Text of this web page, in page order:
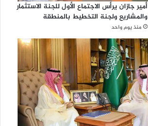
أمير جازان يرأس الاجتماع الأول للجنة الاستثمار
والمشاريع ولجنة التخطيط بالمنطقة
منذ يوم واحد